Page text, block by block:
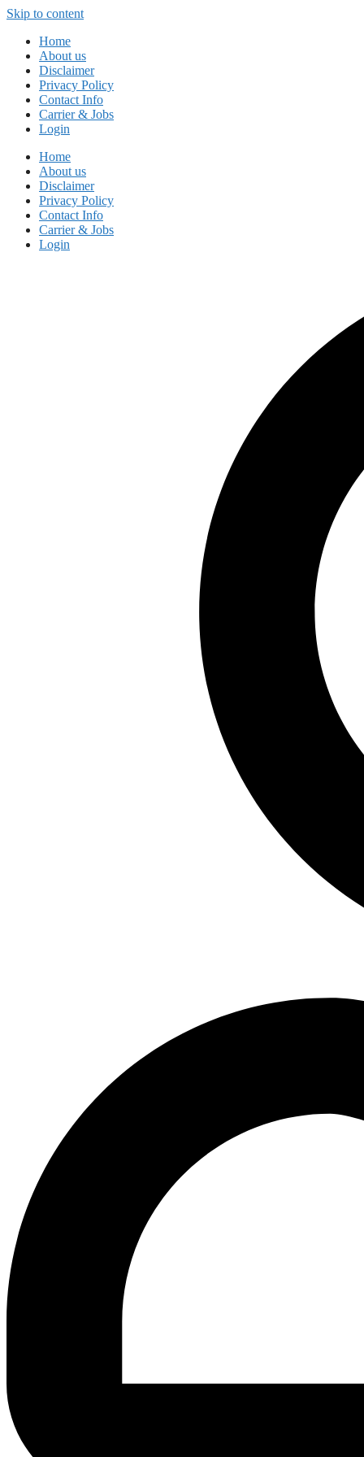
Skip to content
Home
About us
Disclaimer
Privacy Policy
Contact Info
Carrier & Jobs
Login
Home
About us
Disclaimer
Privacy Policy
Contact Info
Carrier & Jobs
Login